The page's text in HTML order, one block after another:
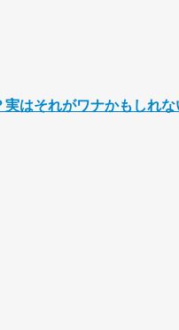
はそれがワナかもしれ